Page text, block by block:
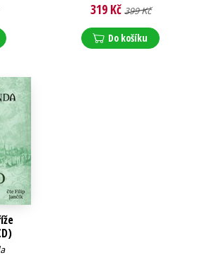
319 Kč 399 Kč
Do košíku